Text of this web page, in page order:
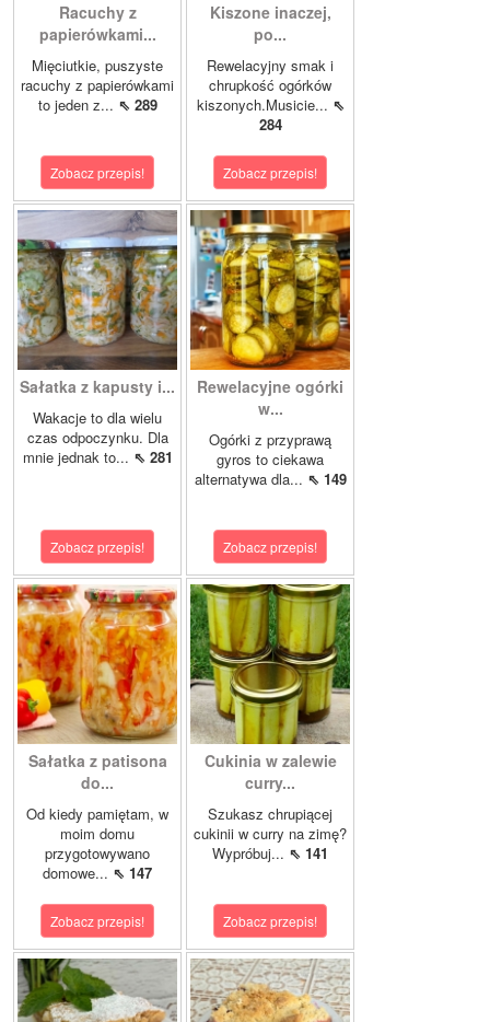
Racuchy z
papierówkami...
Mięciutkie, puszyste
racuchy z papierówkami
to jeden z... ⇖ 289
Zobacz przepis!
Kiszone inaczej,
po...
Rewelacyjny smak i
chrupkość ogórków
kiszonych.Musicie... ⇖
284
Zobacz przepis!
Sałatka z kapusty i...
Wakacje to dla wielu
czas odpoczynku. Dla
mnie jednak to... ⇖ 281
Zobacz przepis!
Rewelacyjne ogórki
w...
Ogórki z przyprawą
gyros to ciekawa
alternatywa dla... ⇖ 149
Zobacz przepis!
Sałatka z patisona
do...
Od kiedy pamiętam, w
moim domu
przygotowywano
domowe... ⇖ 147
Zobacz przepis!
Cukinia w zalewie
curry...
Szukasz chrupiącej
cukinii w curry na zimę?
Wypróbuj... ⇖ 141
Zobacz przepis!